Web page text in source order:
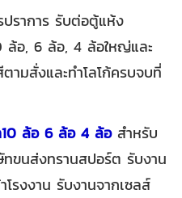
ราการ รับต่อตู้แห้ง
ล้อ, 6 ล้อ, 4 ล้อใหญ่และ
มสั่งและทำโลโก้ครบจบที่
10 ล้อ 6 ล้อ 4 ล้อ สำหรับ
ขนส่งทรานสปอร์ต รับงาน
รงงาน รับงานจากเซลส์